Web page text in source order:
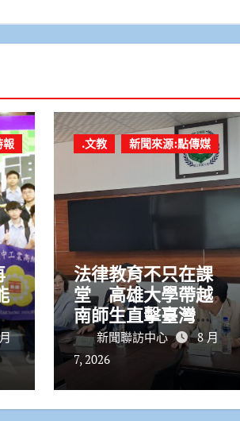
報 .文教 新聞來源:點傳媒
法律教育不只在課
堂 高雄大學帶越
南師生直擊臺灣法
治現場
新聞聯訪中心
8 月
7, 2026